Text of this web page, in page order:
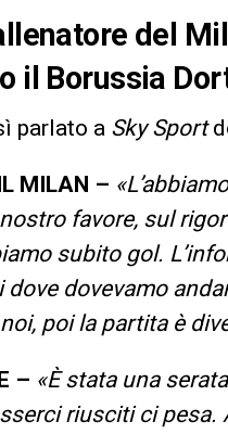
del
il Borussia
parlato a Sky Sport
MILAN –
favore, sul
subito gol.
dovevamo
poi la partita è
– «È stata una
riusciti ci pesa.